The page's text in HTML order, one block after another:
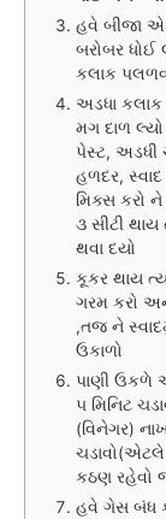
હવે બીજા
બરોબર ધોઈ
કલાક
અડધા
મગ દાળ
પેસ્ટ, અડધી
હળદર,
મિક્સ કરો
૩ સીટી થાય
થવા દયો
કૂકર થાય
ગરમ કરો
,તજ ને
ઉકાળો
પાણી ઉકળે
૫ મિનિટ
(વિનેગર)
કઠણ રહેવો
હવે ગેસ બંધ